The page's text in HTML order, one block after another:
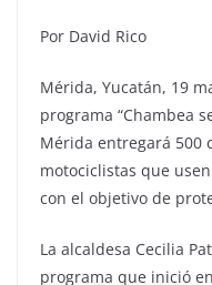
Por David Rico
Mérida, Yucatán, 19
programa “Chambea
Mérida entregará 500
motociclistas que
con el objetivo de
La alcaldesa Cecilia
programa que inició